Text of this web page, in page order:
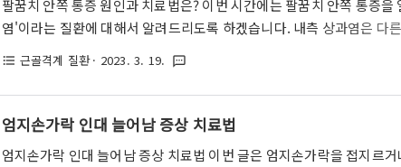
팔꿈치 안쪽 통증 원인과 치료법은? 이번 시간에는 팔꿈치 안쪽 통증
염'이라는 질환에 대해서 알려드리도록 하겠습니다. 내측 상과염은 다
프 뿐만 아니라 일상 생활에서도 언제든지 발생할 수 있는 흔한 질환에
러면 지금부터 팔꿈치 안쪽 통증을 일으키는 주범인 '내측 상과염'에
내측 상과염(골퍼스 엘보우) 내측 상과염이라는 것은 기본적으로 팔꿈
format_list_bulleted 근골격계 질환 · 2023. 3. 19. textsms
엄지손가락 인대 늘어남 증상 치료법
엄지손가락 인대 늘어남 증상 치료법 이번 글은 엄지손가락을 접지르